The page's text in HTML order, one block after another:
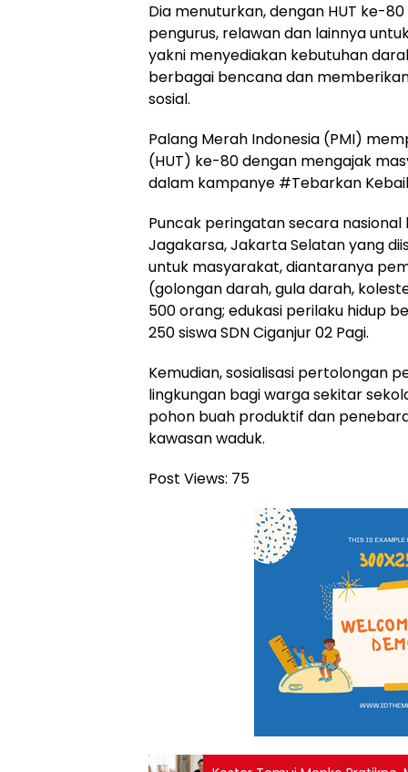
Dia menuturkan, dengan HUT ke-
pengurus, relawan dan lainnya
yakni menyediakan kebutuhan
berbagai bencana dan
sosial.
Palang Merah Indonesia (PMI)
(HUT) ke-80 dengan mengajak
dalam kampanye #Tebarkan
Puncak peringatan secara nasional
Jagakarsa, Jakarta Selatan yang
untuk masyarakat, diantaranya
(golongan darah, gula darah,
500 orang; edukasi perilaku hidup
250 siswa SDN Ciganjur 02 Pagi.
Kemudian, sosialisasi pertolongan
lingkungan bagi warga sekitar
pohon buah produktif dan
kawasan waduk.
Post Views: 75